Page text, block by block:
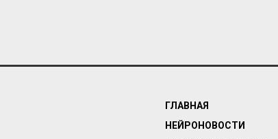
ГЛАВНАЯ
НЕЙРОНОВОСТИ